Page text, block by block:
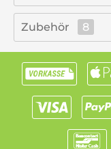
Zubehör 8